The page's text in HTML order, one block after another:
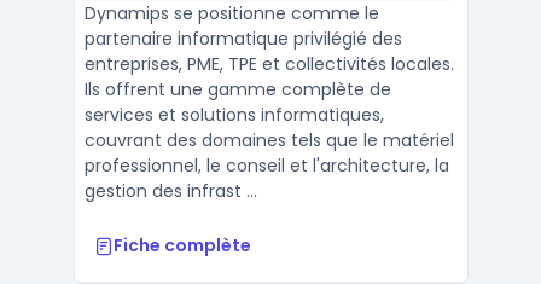
Dynamips se positionne comme le
partenaire informatique privilégié des
entreprises, PME, TPE et collectivités locales.
Ils offrent une gamme complète de
services et solutions informatiques,
couvrant des domaines tels que le matériel
professionnel, le conseil et l'architecture, la
gestion des infrast ...
Fiche complète